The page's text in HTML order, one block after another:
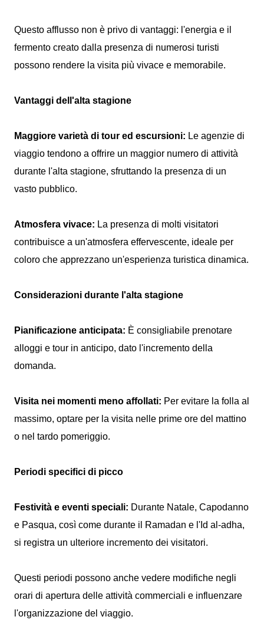
Questo afflusso non è privo di vantaggi: l'energia e il
fermento creato dalla presenza di numerosi turisti
possono rendere la visita più vivace e memorabile.
Vantaggi dell'alta stagione
Maggiore varietà di tour ed escursioni: Le agenzie di
viaggio tendono a offrire un maggior numero di attività
durante l'alta stagione, sfruttando la presenza di un
vasto pubblico.
Atmosfera vivace: La presenza di molti visitatori
contribuisce a un'atmosfera effervescente, ideale per
coloro che apprezzano un'esperienza turistica dinamica.
Considerazioni durante l'alta stagione
Pianificazione anticipata: È consigliabile prenotare
alloggi e tour in anticipo, dato l'incremento della
domanda.
Visita nei momenti meno affollati: Per evitare la folla al
massimo, optare per la visita nelle prime ore del mattino
o nel tardo pomeriggio.
Periodi specifici di picco
Festività e eventi speciali: Durante Natale, Capodanno
e Pasqua, così come durante il Ramadan e l'Id al-adha,
si registra un ulteriore incremento dei visitatori.
Questi periodi possono anche vedere modifiche negli
orari di apertura delle attività commerciali e influenzare
l'organizzazione del viaggio.